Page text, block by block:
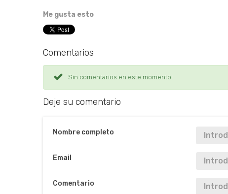
Me gusta esto
Comentarios
Sin comentarios en este momento!
Deje su comentario
Nombre completo
Email
Comentario